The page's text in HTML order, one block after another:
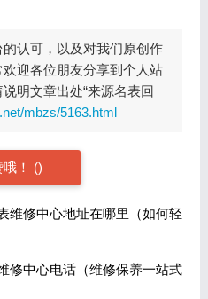
认可，以及对我们原创作
迎各位朋友分享到个人站
明文章出处“来源名表回
mbzs/5163.html
！ ()
维修中心地址在哪里（如何轻
修中心电话（维修保养一站式